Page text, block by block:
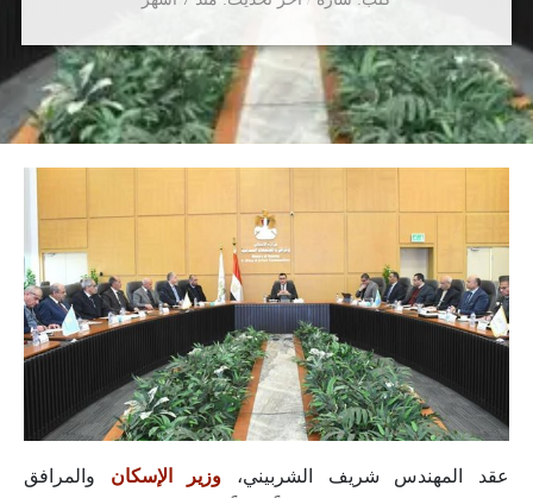
عقد المهندس شريف الشربيني، وزير الإسكان والمرافق